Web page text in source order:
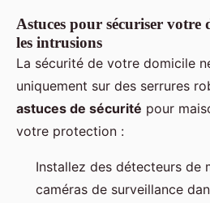
Astuces pour sécuriser votre
les intrusions
La sécurité de votre domicile
uniquement sur des serrures
astuces de sécurité pour
votre protection :
Installez des détecteurs de
caméras de surveillance